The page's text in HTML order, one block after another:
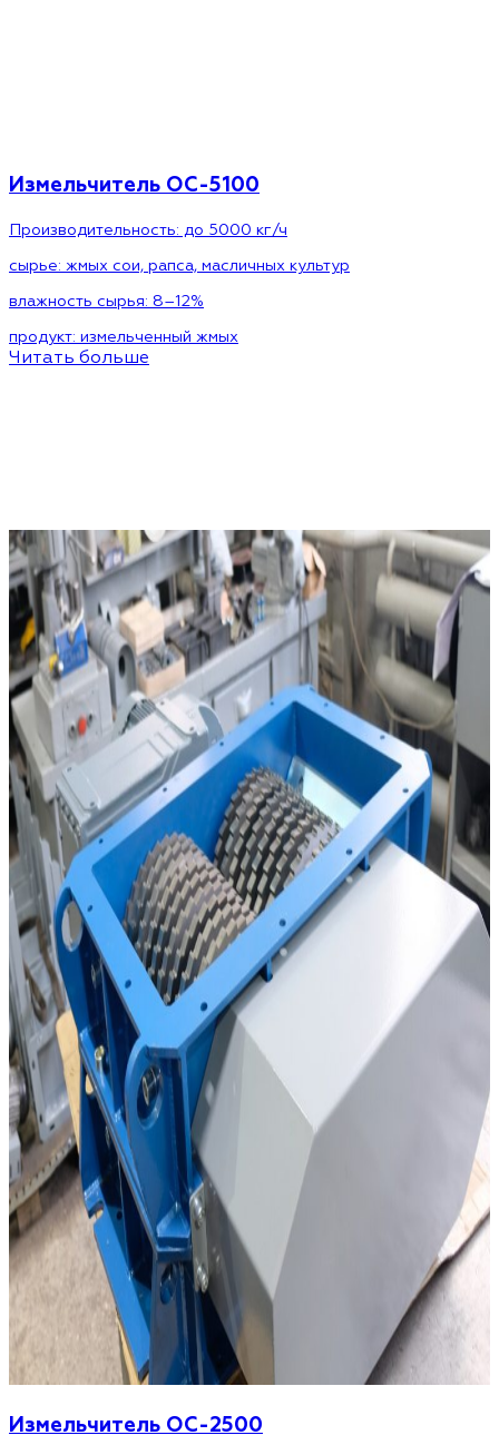
Измельчитель ОС-5100
Производительность: до 5000 кг/ч
сырье: жмых сои, рапса, масличных культур
влажность сырья: 8–12%
продукт: измельченный жмых
Читать больше
Измельчитель ОС-2500